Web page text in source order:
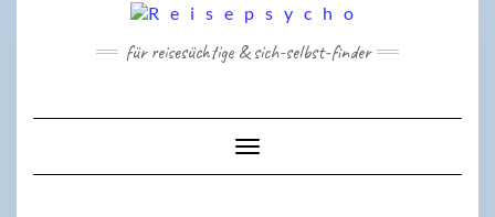
für reisesüchtige & sich-selbst-finder
Toggle Navigation